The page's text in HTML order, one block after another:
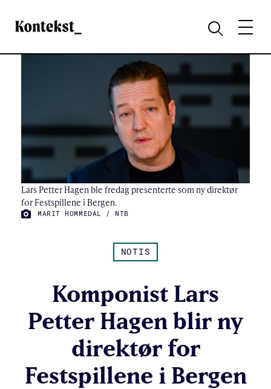
Kontekst
SØKMENY
Lars Petter Hagen ble fredag presenterte som ny direktør
for Festspillene i Bergen.
FOTO:
MARIT HOMMEDAL / NTB
NOTIS
Komponist Lars
Petter Hagen blir ny
direktør for
Festspillene i Bergen